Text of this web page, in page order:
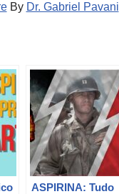
By Dr. Gabriel Pavani
ASPIRINA: Tudo